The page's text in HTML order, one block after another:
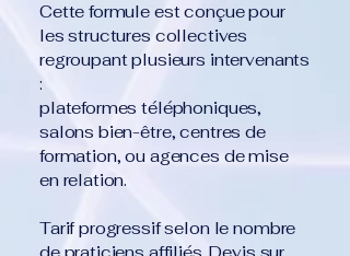
Cette formule est conçue pour
les structures collectives
regroupant plusieurs intervenants
:
plateformes téléphoniques,
salons bien-être, centres de
formation, ou agences de mise
en relation.
Tarif progressif selon le nombre